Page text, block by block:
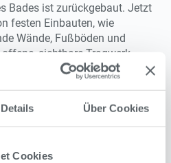
Details Über Cookies
Cookies
Bades ist zurückgebaut. Jetzt
festen Einbauten, wie
Wände, Fußböden und
sichtbare Tragwerk
wird überarbeitet.